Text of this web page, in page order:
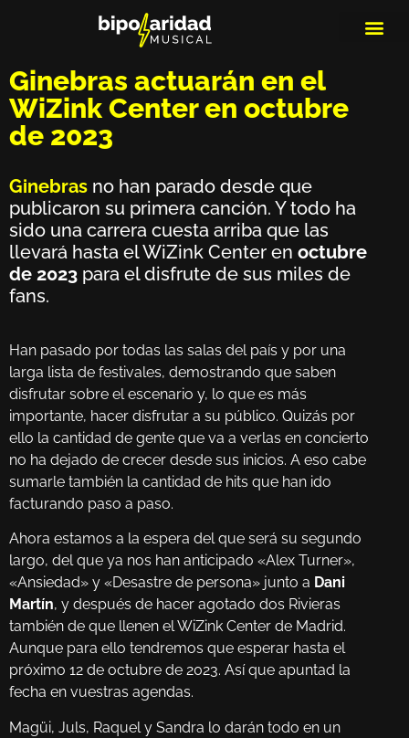
Ginebras actuarán en el
WiZink Center en octubre
de 2023
Ginebras no han parado desde que
publicaron su primera canción. Y todo ha
sido una carrera cuesta arriba que las
llevará hasta el WiZink Center en octubre
de 2023 para el disfrute de sus miles de
fans.
Han pasado por todas las salas del país y por una
larga lista de festivales, demostrando que saben
disfrutar sobre el escenario y, lo que es más
importante, hacer disfrutar a su público. Quizás por
ello la cantidad de gente que va a verlas en concierto
no ha dejado de crecer desde sus inicios. A eso cabe
sumarle también la cantidad de hits que han ido
facturando paso a paso.
Ahora estamos a la espera del que será su segundo
largo, del que ya nos han anticipado «Alex Turner»,
«Ansiedad» y «Desastre de persona» junto a Dani
Martín, y después de hacer agotado dos Rivieras
también de que llenen el WiZink Center de Madrid.
Aunque para ello tendremos que esperar hasta el
próximo 12 de octubre de 2023. Así que apuntad la
fecha en vuestras agendas.
Magüi, Juls, Raquel y Sandra lo darán todo en un